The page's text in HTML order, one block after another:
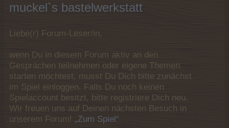
muckel`s bastelwerkstatt
Liebe(r) Forum-Leser/in,
wenn Du in diesem Forum aktiv an den
Gesprächen teilnehmen oder eigene Themen
starten möchtest, musst Du Dich bitte zunächst
im Spiel einloggen. Falls Du noch keinen
Spielaccount besitzt, bitte registriere Dich neu.
Wir freuen uns auf Deinen nächsten Besuch in
unserem Forum! „Zum Spiel“